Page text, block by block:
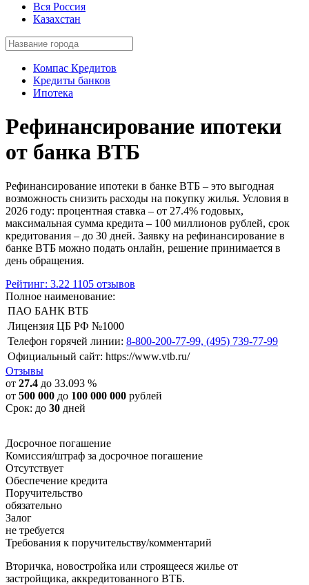
Вся Россия
Казахстан
Компас Кредитов
Кредиты банков
Ипотека
Рефинансирование ипотеки
от банка ВТБ
Рефинансирование ипотеки в банке ВТБ – это выгодная
возможность снизить расходы на покупку жилья. Условия в
2026 году: процентная ставка – от 27.4% годовых,
максимальная сумма кредита – 100 миллионов рублей, срок
кредитования – до 30 дней. Заявку на рефинансирование в
банке ВТБ можно подать онлайн, решение принимается в
день обращения.
Рейтинг: 3.22 1105 отзывов
Полное наименование:
ПАО БАНК ВТБ
Лицензия ЦБ РФ №1000
Телефон горячей линии: 8-800-200-77-99, (495) 739-77-99
Официальный сайт: https://www.vtb.ru/
Отзывы
от 27.4 до 33.093 %
от 500 000 до 100 000 000 рублей
Срок: до 30 дней
Досрочное погашение
Комиссия/штраф за досрочное погашение
Отсутствует
Обеспечение кредита
Поручительство
обязательно
Залог
не требуется
Требования к поручительству/комментарий
Вторичка, новостройка или строящееся жилье от
застройщика, аккредитованного ВТБ.